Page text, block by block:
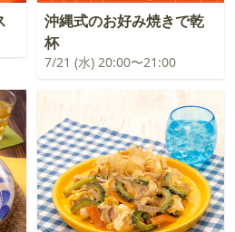
沖縄式のお好み焼きで乾
杯
7/21 (水) 20:00〜21:00